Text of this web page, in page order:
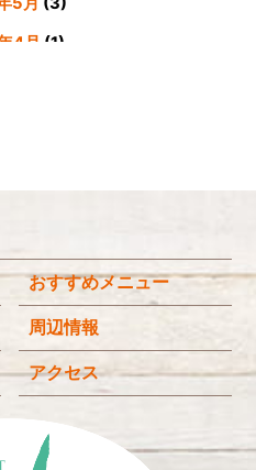
4月 (1)
9月(3)
8月(4)
(4)
6月(3)
4月
(2)
おすすめメニュー
周辺情報
アクセス